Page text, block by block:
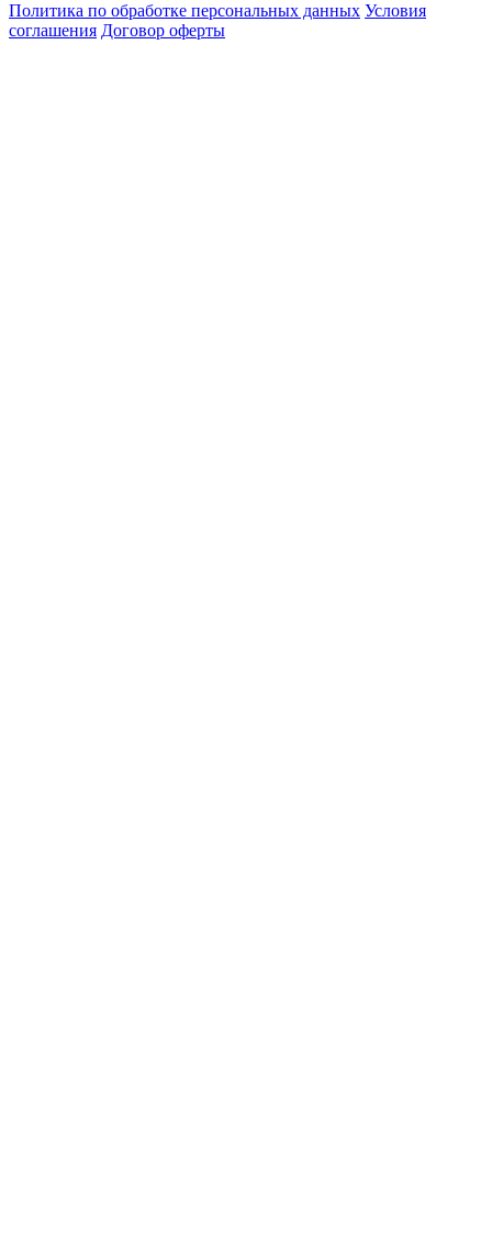
Политика по обработке персональных данных Условия
соглашения Договор оферты